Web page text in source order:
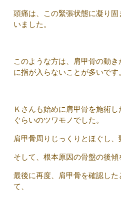
頭痛は、この緊張状態に凝り
いました。
このような方は、肩甲骨の動
に指が入らないことが多いです
Ｋさんも始めに肩甲骨を施術
ぐらいのツワモノでした。
肩甲骨周りじっくりとほぐし、
そして、根本原因の骨盤の後傾
最後に再度、肩甲骨を確認し
て、